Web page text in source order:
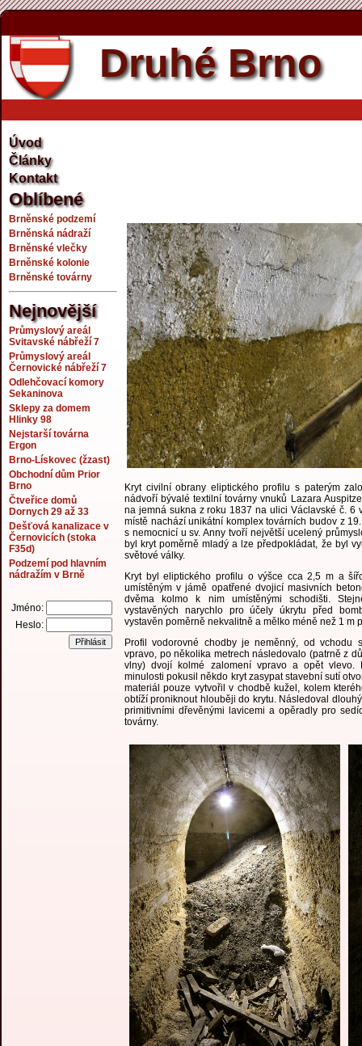
Druhé Brno
Úvod
Články
Kontakt
Oblíbené
Brněnské podzemí
Brněnská nádraží
Brněnské vlečky
Brněnské kolonie
Brněnské továrny
Nejnovější
Průmyslový areál
Svitavské nábřeží 7
Průmyslový areál
Černovické nábřeží 7
Odlehčovací komory
Sekaninova
Sklepy za domem
Hlinky 98
Nejstarší továrna
Ergon
Brno-Lískovec (žzast)
Obchodní dům Prior
Brno
Čtveřice domů
Dornych 29 až 33
Dešťová kanalizace v
Černovicích (stoka
F35d)
Podzemí pod hlavním
nádražím v Brně
Jméno:
Heslo:
Kryt civilní obrany eliptického profilu s paterým
nádvoří bývalé textilní továrny vnuků Lazara
na jemná sukna z roku 1837 na ulici Václavské č. 6
místě nachází unikátní komplex továrních budov z
s nemocnicí u sv. Anny tvoří největší ucelený
byl kryt poměrně mladý a lze předpokládat, že byl
světové války.
Kryt byl eliptického profilu o výšce cca 2,5 m a
umístěným v jámě opatřené dvojicí masivních
dvěma kolmo k nim umístěnými schodišti.
vystavěných narychlo pro účely úkrytu před
vystavěn poměrně nekvalitně a mělko méně než 1 m
Profil vodorovné chodby je neměnný, od vchodu
vpravo, po několika metrech následovalo (patrně z
vlny) dvojí kolmé zalomení vpravo a opět vlevo.
minulosti pokusil někdo kryt zasypat stavební sutí
materiál pouze vytvořil v chodbě kužel, kolem
obtíží proniknout hlouběji do krytu. Následoval
primitivními dřevěnými lavicemi a opěradly pro
továrny.